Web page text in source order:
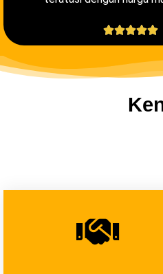
